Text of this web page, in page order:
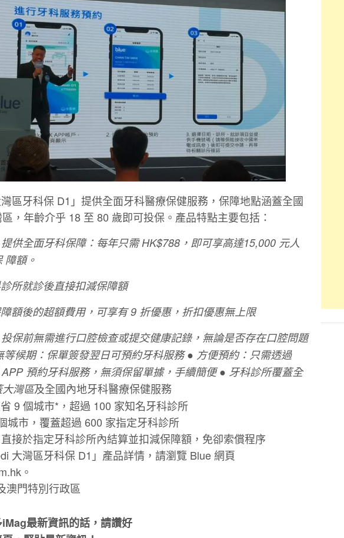
灣區牙科保 D1」提供全⾯牙科醫療保健服務，保障地點涵蓋全國
，年齡介乎 18 ⾄ 80 歲即可投保。產品特點主要包括：
供全⾯牙科保障：每年只需 HK$788，即可享⾼達15,000 元⼈
障額。
所就診後直接扣減保障額
額後的超額費⽤，可享有 9 折優惠，折扣優惠無上限
保前無需進⾏⼝腔檢查或提交健康記錄，無論是否存在⼝腔問題
等候期：保單簽發翌⽇可預約牙科服務 ● ⽅便預約：只需透過
預約牙科服務，無須保留單據，⼿續簡便 ● 牙科診所覆蓋全
灣區及全國內地牙科醫療保健服務
9 個城市*，超過 100 家知名牙科診所
城市，覆蓋超過 600 家指定牙科診所
接於指定牙科診所內結算並扣減保障額，免卻索償程序
⼤灣區牙科保 D1」產品詳情，請瀏覽 Blue 網⾴
。
澳⾨特別⾏政區
最新資訊的話，請讚好